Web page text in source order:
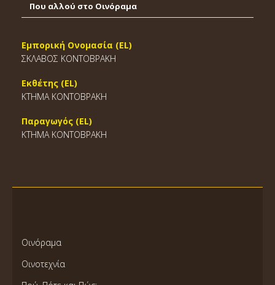
Που αλλού στο Οινόραμα
Εμπορική Ονομασία (EL)
ΣΚΛΑΒΟΣ ΚΟΝΤΟΒΡΑΚΗ
Εκθέτης (EL)
ΚΤΗΜΑ ΚΟΝΤΟΒΡΑΚΗ
Παραγωγός (EL)
ΚΤΗΜΑ ΚΟΝΤΟΒΡΑΚΗ
Οινόραμα
Οινοτεχνία